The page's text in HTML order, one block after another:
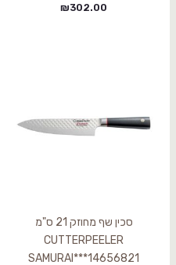
₪302.00
סכין שף מחוזק 21 ס"מ
CUTTERPEELER
SAMURAI***14656821